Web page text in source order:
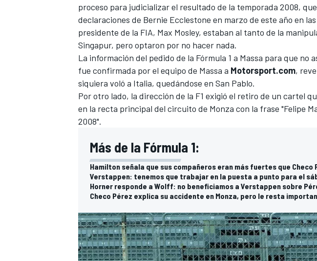
proceso para judicializar el resultado de la temporada 2008,
declaraciones de Bernie Ecclestone en marzo de este año en
presidente de la FIA, Max Mosley, estaban al tanto de la
Singapur, pero optaron por no hacer nada.
La información del pedido de la Fórmula 1 a Massa para que no
fue confirmada por el equipo de Massa a Motorsport.com,
siquiera voló a Italia, quedándose en San Pablo.
Por otro lado, la dirección de la F1 exigió el retiro de un cartel
en la recta principal del circuito de Monza con la frase "Felipe
2008".
Más de la Fórmula 1:
Hamilton señala que sus compañeros eran más fuertes que Checo
Verstappen: tenemos que trabajar en la puesta a punto para el
Horner responde a Wolff: no beneficiamos a Verstappen sobre
Checo Pérez explica su accidente en Monza, pero le resta